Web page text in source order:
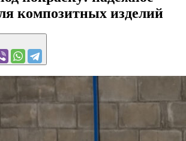
композитных изделий